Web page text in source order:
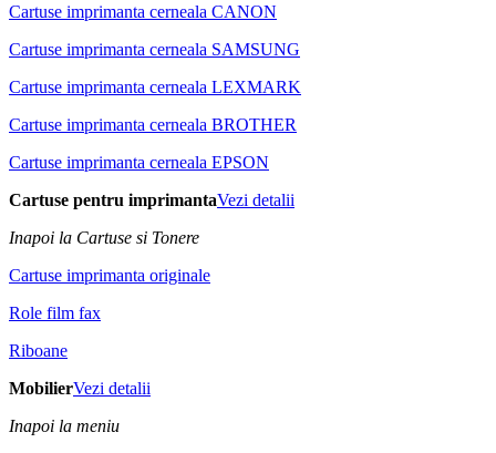
Cartuse imprimanta cerneala CANON
Cartuse imprimanta cerneala SAMSUNG
Cartuse imprimanta cerneala LEXMARK
Cartuse imprimanta cerneala BROTHER
Cartuse imprimanta cerneala EPSON
Cartuse pentru imprimantaVezi detalii
Inapoi la Cartuse si Tonere
Cartuse imprimanta originale
Role film fax
Riboane
MobilierVezi detalii
Inapoi la meniu